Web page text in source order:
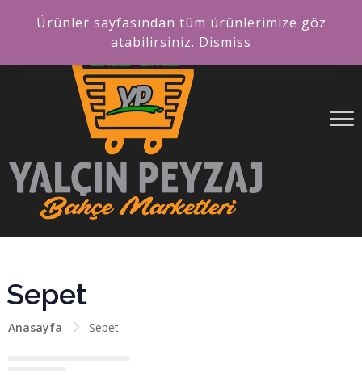
Sepet
Anasayfa Sepet
Ürünler sayfasından tüm ürünlerimize göz
atabilirsiniz. Dismiss